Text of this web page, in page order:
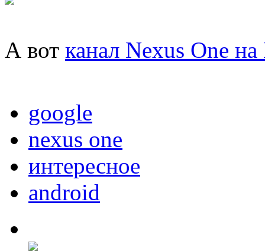
А вот канал Nexus One
google
nexus one
интересное
android